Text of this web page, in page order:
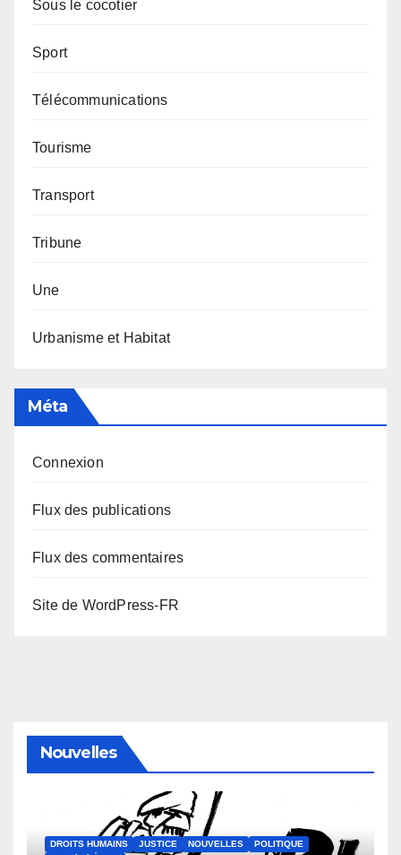
Sous le cocotier
Sport
Télécommunications
Tourisme
Transport
Tribune
Une
Urbanisme et Habitat
Méta
Connexion
Flux des publications
Flux des commentaires
Site de WordPress-FR
Nouvelles
DROITS HUMAINS JUSTICE NOUVELLES
POLITIQUE